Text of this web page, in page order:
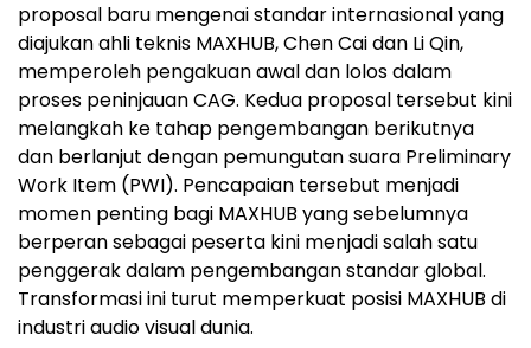
proposal baru mengenai standar internasional yang
diajukan ahli teknis MAXHUB, Chen Cai dan Li Qin,
memperoleh pengakuan awal dan lolos dalam
proses peninjauan CAG. Kedua proposal tersebut kini
melangkah ke tahap pengembangan berikutnya
dan berlanjut dengan pemungutan suara Preliminary
Work Item (PWI). Pencapaian tersebut menjadi
momen penting bagi MAXHUB yang sebelumnya
berperan sebagai peserta kini menjadi salah satu
penggerak dalam pengembangan standar global.
Transformasi ini turut memperkuat posisi MAXHUB di
industri audio visual dunia.